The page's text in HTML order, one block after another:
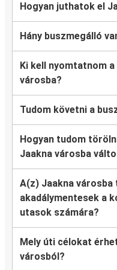
Hogyan juthatok el
Hány buszmegálló
Ki kell nyomtatnom
városba?
Tudom követni a
Hogyan tudom
Jaakna városba
A(z) Jaakna
akadálymentesek a
utasok számára?
Mely úti célokat
városból?